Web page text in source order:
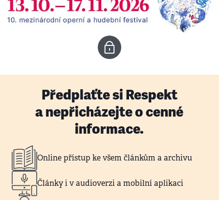
Předplaťte si Respekt
a nepřicházejte o cenné
informace.
Online přístup ke všem článkům a archivu
Články i v audioverzi a mobilní aplikaci